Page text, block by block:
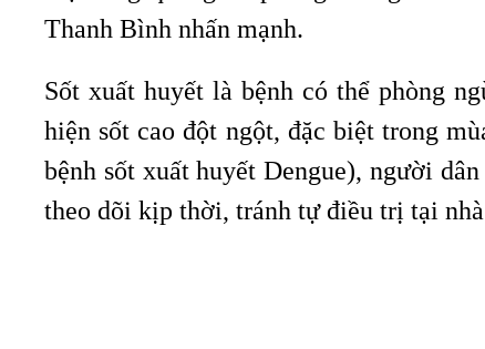
Thanh Bình nhấn mạnh.
Sốt xuất huyết là bệnh có thể phòng
hiện sốt cao đột ngột, đặc biệt trong
bệnh sốt xuất huyết Dengue), người
theo dõi kịp thời, tránh tự điều trị tại